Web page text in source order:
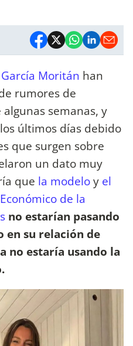
Moritán han
rumores de
semanas, y
últimos días debido
que surgen sobre
un dato muy
que la modeloy el
de la
no estarían pasando
en su relación de
no estaría usando la